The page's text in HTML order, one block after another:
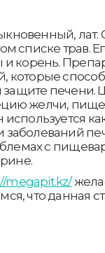
лат.
списке трав.
и корень.
которые
печени.
желчи,
заболеваний
с
megapit.kz/
что данная